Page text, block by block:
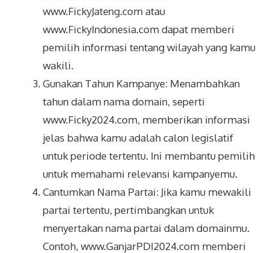
www.FickyJateng.com atau
www.FickyIndonesia.com dapat memberi
pemilih informasi tentang wilayah yang kamu
wakili.
Gunakan Tahun Kampanye: Menambahkan
tahun dalam nama domain, seperti
www.Ficky2024.com, memberikan informasi
jelas bahwa kamu adalah calon legislatif
untuk periode tertentu. Ini membantu pemilih
untuk memahami relevansi kampanyemu.
Cantumkan Nama Partai: Jika kamu mewakili
partai tertentu, pertimbangkan untuk
menyertakan nama partai dalam domainmu.
Contoh, www.GanjarPDI2024.com memberi